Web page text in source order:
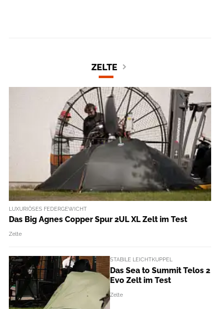
ZELTE
LUXURIÖSES FEDERGEWICHT
Das Big Agnes Copper Spur 2UL XL Zelt im Test
Zelte
STABILE LEICHTKUPPEL
Das Sea to Summit Telos 2
Evo Zelt im Test
Zelte